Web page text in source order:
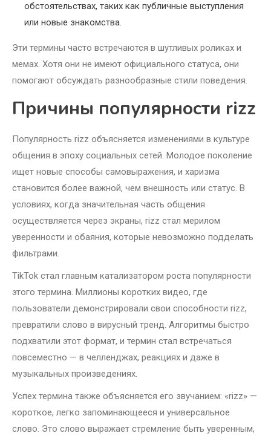
обстоятельствах, таких как публичные выступления
или новые знакомства.
Эти термины часто встречаются в шутливых роликах и
мемах. Хотя они не имеют официального статуса, они
помогают обсуждать разнообразные стили поведения.
Причины популярности rizz
Популярность rizz объясняется изменениями в культуре
общения в эпоху социальных сетей. Молодое поколение
ищет новые способы самовыражения, и харизма
становится более важной, чем внешность или статус. В
условиях, когда значительная часть общения
осуществляется через экраны, rizz стал мерилом
уверенности и обаяния, которые невозможно подделать
фильтрами.
TikTok стал главным катализатором роста популярности
этого термина. Миллионы коротких видео, где
пользователи демонстрировали свои способности rizz,
превратили слово в вирусный тренд. Алгоритмы быстро
подхватили этот формат, и термин стал встречаться
повсеместно — в челленджах, реакциях и даже в
музыкальных произведениях.
Успех термина также объясняется его звучанием: «rizz» —
короткое, легко запоминающееся и универсальное
слово. Это слово выражает стремление быть уверенным,